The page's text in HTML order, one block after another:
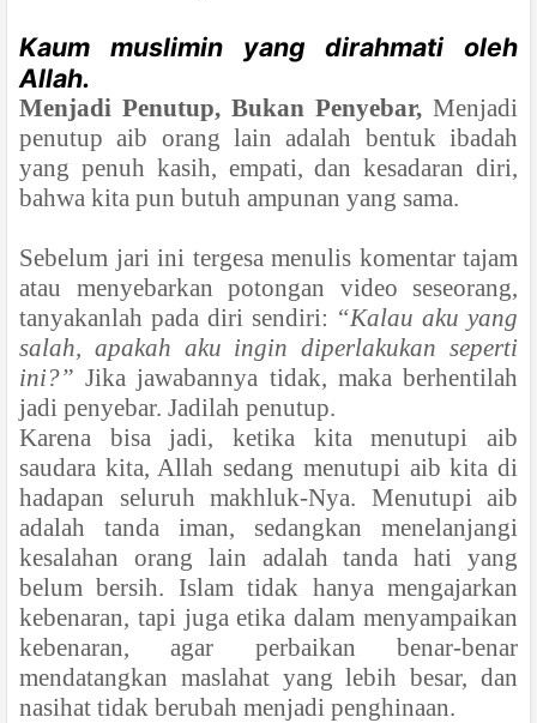
Kaum muslimin yang dirahmati oleh
Allah.
Menjadi Penutup, Bukan Penyebar, Menjadi
penutup aib orang lain adalah bentuk ibadah
yang penuh kasih, empati, dan kesadaran diri,
bahwa kita pun butuh ampunan yang sama.
Sebelum jari ini tergesa menulis komentar tajam
atau menyebarkan potongan video seseorang,
tanyakanlah pada diri sendiri: “Kalau aku yang
salah, apakah aku ingin diperlakukan seperti
ini?”Jika jawabannya tidak, maka berhentilah
jadi penyebar. Jadilah penutup.
Karena bisa jadi, ketika kita menutupi aib
saudara kita, Allah sedang menutupi aib kita di
hadapan seluruh makhluk-Nya. Menutupi aib
adalah tanda iman, sedangkan menelanjangi
kesalahan orang lain adalah tanda hati yang
belum bersih. Islam tidak hanya mengajarkan
kebenaran, tapi juga etika dalam menyampaikan
kebenaran, agar perbaikan benar-benar
mendatangkan maslahat yang lebih besar, dan
nasihat tidak berubah menjadi penghinaan.